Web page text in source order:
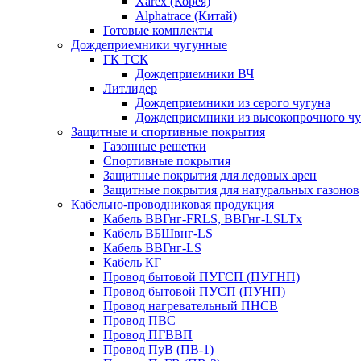
Alphatrace (Китай)
Готовые комплекты
Дождеприемники чугунные
ГК ТСК
Дождеприемники ВЧ
Литлидер
Дождеприемники из серого чугуна
Дождеприемники из высокопрочного
Защитные и спортивные покрытия
Газонные решетки
Спортивные покрытия
Защитные покрытия для ледовых арен
Защитные покрытия для натуральных газонов
Кабельно-проводниковая продукция
Кабель ВВГнг-FRLS, ВВГнг-LSLTx
Кабель ВБШвнг-LS
Кабель ВВГнг-LS
Кабель КГ
Провод бытовой ПУГСП (ПУГНП)
Провод бытовой ПУСП (ПУНП)
Провод нагревательный ПНСВ
Провод ПВС
Провод ПГВВП
Провод ПуВ (ПВ-1)